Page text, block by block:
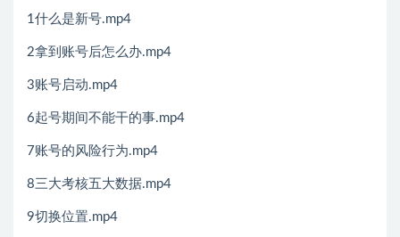
1什么是新号.mp4
2拿到账号后怎么办.mp4
3账号启动.mp4
6起号期间不能干的事.mp4
7账号的风险行为.mp4
8三大考核五大数据.mp4
9切换位置.mp4